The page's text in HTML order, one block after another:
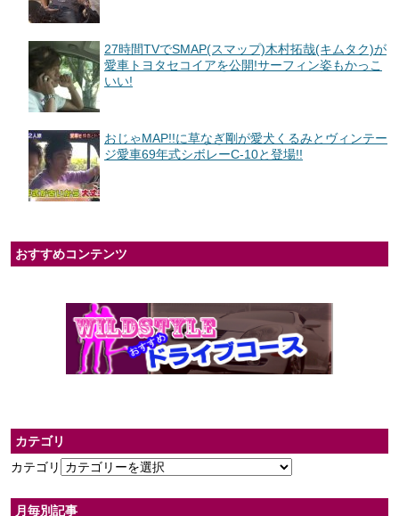
27時間TVでSMAP(スマップ)木村拓哉(キムタク)が
愛車トヨタセコイアを公開!サーフィン姿もかっこ
いい!
おじゃMAP!!に草なぎ剛が愛犬くるみとヴィンテー
ジ愛車69年式シボレーC-10と登場!!
おすすめコンテンツ
カテゴリ
カテゴリ
月毎別記事